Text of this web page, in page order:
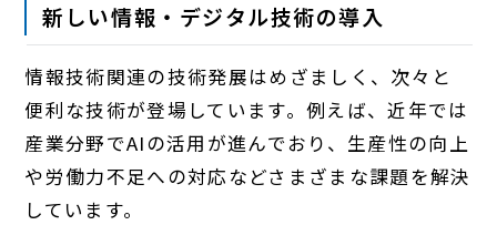
新しい情報・デジタル技術の導入
情報技術関連の技術発展はめざましく、次々と
便利な技術が登場しています。例えば、近年では
産業分野でAIの活用が進んでおり、生産性の向上
や労働力不足への対応などさまざまな課題を解決
しています。